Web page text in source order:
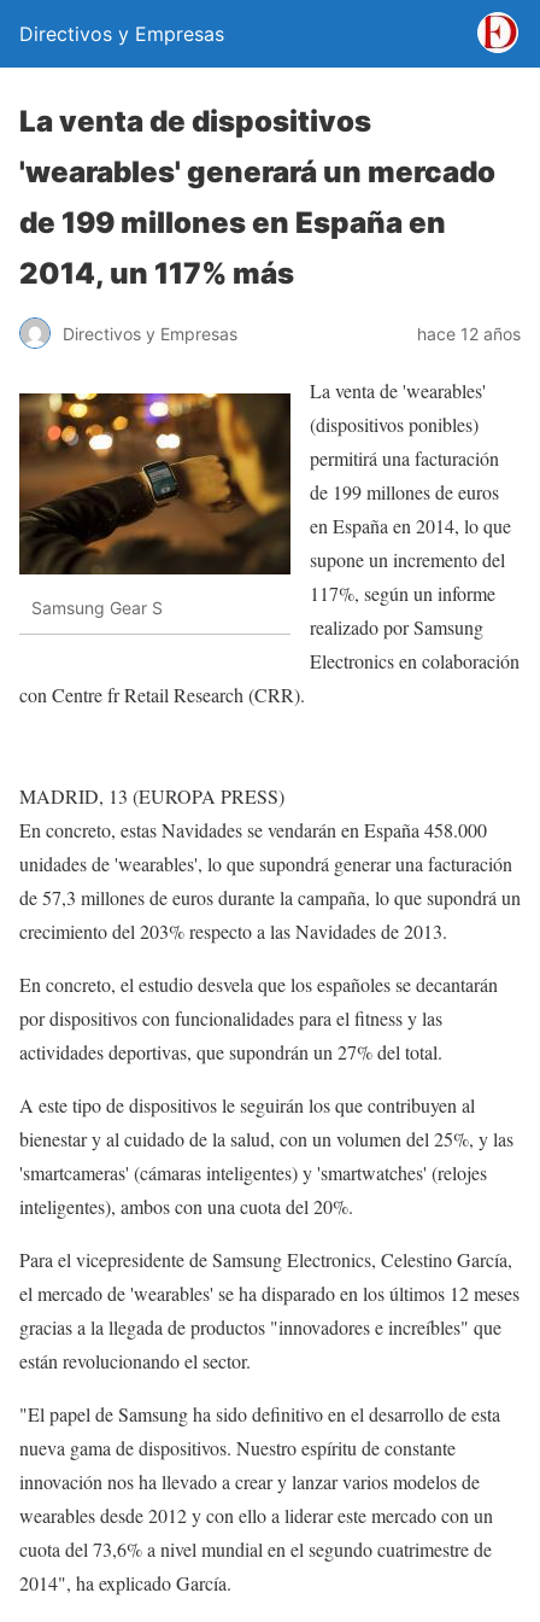
Directivos y Empresas
La venta de dispositivos
'wearables' generará un mercado
de 199 millones en España en
2014, un 117% más
Directivos y Empresas hace 12 años
Samsung Gear S
La venta de 'wearables'
(dispositivos ponibles)
permitirá una facturación
de 199 millones de euros
en España en 2014, lo que
supone un incremento del
117%, según un informe
realizado por Samsung
Electronics en colaboración
con Centre fr Retail Research (CRR).
MADRID, 13 (EUROPA PRESS)
En concreto, estas Navidades se vendarán en España 458.000
unidades de 'wearables', lo que supondrá generar una facturación
de 57,3 millones de euros durante la campaña, lo que supondrá un
crecimiento del 203% respecto a las Navidades de 2013.
En concreto, el estudio desvela que los españoles se decantarán
por dispositivos con funcionalidades para el fitness y las
actividades deportivas, que supondrán un 27% del total.
A este tipo de dispositivos le seguirán los que contribuyen al
bienestar y al cuidado de la salud, con un volumen del 25%, y las
'smartcameras' (cámaras inteligentes) y 'smartwatches' (relojes
inteligentes), ambos con una cuota del 20%.
Para el vicepresidente de Samsung Electronics, Celestino García,
el mercado de 'wearables' se ha disparado en los últimos 12 meses
gracias a la llegada de productos "innovadores e increíbles" que
están revolucionando el sector.
"El papel de Samsung ha sido definitivo en el desarrollo de esta
nueva gama de dispositivos. Nuestro espíritu de constante
innovación nos ha llevado a crear y lanzar varios modelos de
wearables desde 2012 y con ello a liderar este mercado con un
cuota del 73,6% a nivel mundial en el segundo cuatrimestre de
2014", ha explicado García.